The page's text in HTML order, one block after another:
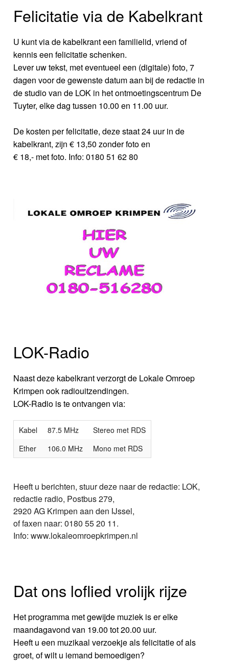
Felicitatie via de Kabelkrant
U kunt via de kabelkrant een familielid, vriend of
kennis een felicitatie schenken.
Lever uw tekst, met eventueel een (digitale) foto, 7
dagen voor de gewenste datum aan bij de redactie in
de studio van de LOK in het ontmoetingscentrum De
Tuyter, elke dag tussen 10.00 en 11.00 uur.
De kosten per felicitatie, deze staat 24 uur in de
kabelkrant, zijn € 13,50 zonder foto en
€ 18,- met foto. Info: 0180 51 62 80
LOK-Radio
Naast deze kabelkrant verzorgt de Lokale Omroep
Krimpen ook radiouitzendingen.
LOK-Radio is te ontvangen via:
Kabel 87.5 MHz
Stereo met RDS
Ether
106.0 MHz Mono met RDS
Heeft u berichten, stuur deze naar de redactie: LOK,
redactie radio, Postbus 279,
2920 AG Krimpen aan den IJssel,
of faxen naar: 0180 55 20 11.
Info: www.lokaleomroepkrimpen.nl
Dat ons loflied vrolijk rijze
Het programma met gewijde muziek is er elke
maandagavond van 19.00 tot 20.00 uur.
Heeft u een muzikaal verzoekje als felicitatie of als
groet, of wilt u iemand bemoedigen?